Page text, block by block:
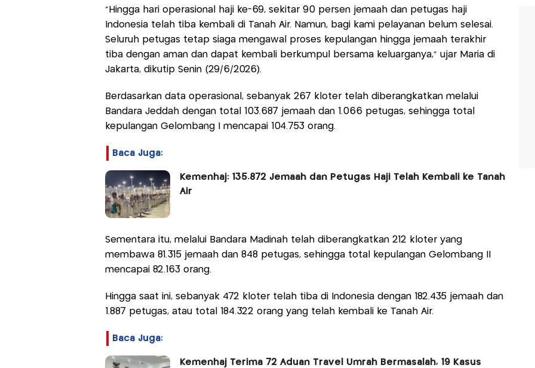
"Hingga hari operasional haji ke-69, sekitar 90 persen jemaah dan petugas haji
Indonesia telah tiba kembali di Tanah Air. Namun, bagi kami pelayanan belum selesai.
Seluruh petugas tetap siaga mengawal proses kepulangan hingga jemaah terakhir
tiba dengan aman dan dapat kembali berkumpul bersama keluarganya," ujar Maria di
Jakarta, dikutip Senin (29/6/2026).
Berdasarkan data operasional, sebanyak 267 kloter telah diberangkatkan melalui
Bandara Jeddah dengan total 103.687 jemaah dan 1.066 petugas, sehingga total
kepulangan Gelombang I mencapai 104.753 orang.
Baca Juga:
Kemenhaj: 135.872 Jemaah dan Petugas Haji Telah Kembali ke Tanah
Air
Sementara itu, melalui Bandara Madinah telah diberangkatkan 212 kloter yang
membawa 81.315 jemaah dan 848 petugas, sehingga total kepulangan Gelombang II
mencapai 82.163 orang.
Hingga saat ini, sebanyak 472 kloter telah tiba di Indonesia dengan 182.435 jemaah dan
1.887 petugas, atau total 184.322 orang yang telah kembali ke Tanah Air.
Baca Juga:
Kemenhaj Terima 72 Aduan Travel Umrah Bermasalah, 19 Kasus